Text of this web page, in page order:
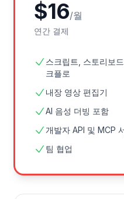
$16/월
연간 결제
스크립트, 스토리보
크플로
내장 영상 편집기
AI 음성 더빙 포함
개발자 API 및 MCP
팀 협업